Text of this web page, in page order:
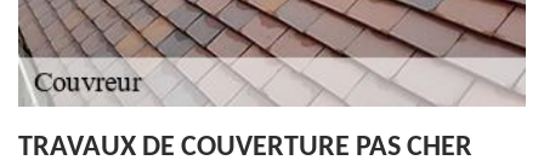
TRAVAUX DE COUVERTURE PAS CHER